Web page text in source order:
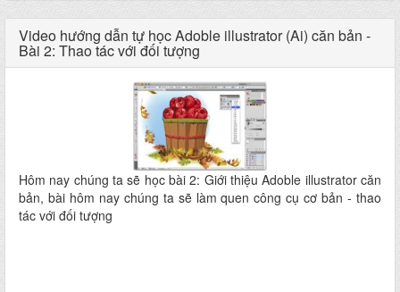
Video hướng dẫn tự học Adoble illustrator (Ai) căn bản -
Bài 2: Thao tác với đối tượng
Hôm nay chúng ta sẽ học bài 2: Giới thiệu Adoble illustrator căn
bản, bài hôm nay chúng ta sẽ làm quen công cụ cơ bản - thao
tác với đối tượng